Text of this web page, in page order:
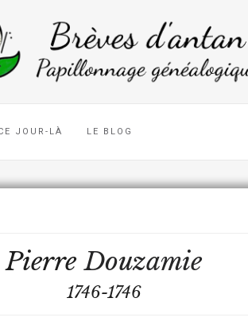
JOUR-LÀ LE BLOG
PierreDouzamie
1746-1746